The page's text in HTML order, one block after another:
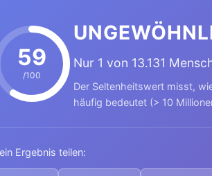
59
/100
Nur 1 von 13.131
Der Seltenheitswert misst,
häufig bedeutet (> 10
Ergebnis teilen: